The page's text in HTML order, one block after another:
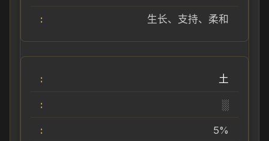
生长、支持、柔和
土
░
5%